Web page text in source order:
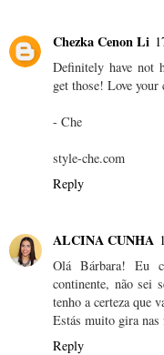
Chezka Cenon Li
Definitely have not
get those! Love your
- Che
style-che.com
Reply
ALCINA CUNHA
Olá Bárbara! Eu
continente, não sei
tenho a certeza que
Estás muito gira
Reply